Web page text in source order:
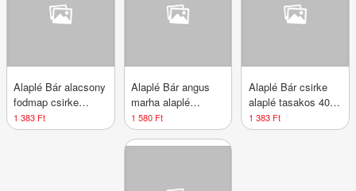
Alaplé Bár alacsony
fodmap csirke
alaplé tas.400ml
1 383 Ft
Alaplé Bár angus
marha alaplé
tasakos 400 ml
1 580 Ft
Alaplé Bár csirke
alaplé tasakos 400
ml
1 383 Ft